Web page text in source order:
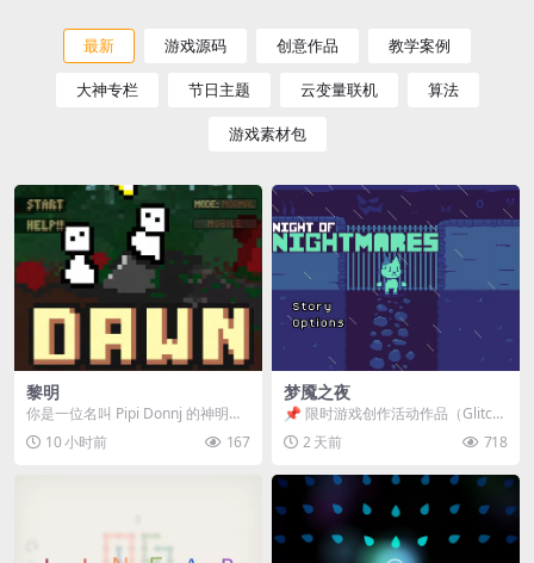
最新 游戏源码 创意作品 教学案例
大神专栏 节日主题 云变量联机 算法
游戏素材包
黎明
你是一位名叫 Pipi Donnj 的神明。
你的任务是保护一群白色小人。 点
击...10 小时前 167
梦魇之夜
📌 限时游戏创作活动作品（Glitch
Game Jam） 📖 故事背景 怪物四...
2 天前 718